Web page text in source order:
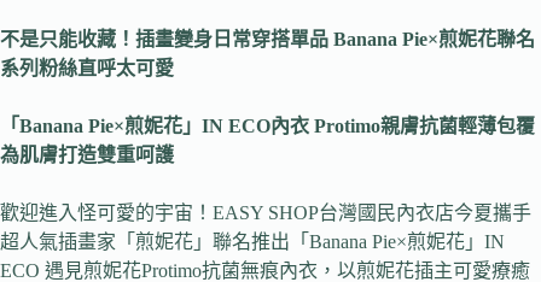
不是只能收藏！插畫變身日常穿搭單品 Banana Pie×煎妮花聯名
系列粉絲直呼太可愛
「Banana Pie×煎妮花」IN ECO內衣 Protimo親膚抗菌輕薄包覆
為肌膚打造雙重呵護
歡迎進入怪可愛的宇宙！EASY SHOP台灣國民內衣店今夏攜手
超人氣插畫家「煎妮花」聯名推出「Banana Pie×煎妮花」IN
ECO 遇見煎妮花Protimo抗菌無痕內衣，以煎妮花插主可愛療癒